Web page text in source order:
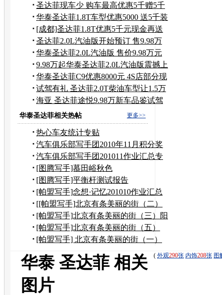
10000元
圣达菲现车少 购车最高优惠5千赠5千
装具
华泰圣达菲1.8T车型优惠5000 送5千装
饰
[成都]圣达菲1.8T优惠5千元现金再送
礼包
圣达菲2.0L汽油版开始预订 售9.98万
元起
华泰圣达菲2.0L汽油版 售价9.98万元
起
9.98万起华泰圣达菲2.0L汽油版震撼上
市
华泰圣达菲C9优惠8000元 4S店部分现
车
试驾有礼 圣达菲2.0T柴油车型让1.5万
元
海亚 圣达菲途悦9.98万新车品鉴试驾
会
更多>>
华泰圣达菲相关热帖
热心车友统计专贴
汽车俱乐部写手团2010年11月积分奖
励申请
汽车俱乐部写手团201011作业汇总专
贴
[图腾写手]慕田峪秋色
[图腾写手]平衡杆测试报告
[帕盟写手]念想·记忆201010作业汇总
[[帕盟写手]北京有条美丽的街（二）
到奶奶家作客
[帕盟写手]北京有条美丽的街（三）阳
台上观望美景
[帕盟写手]北京有条美丽的街（五）
——风水宝地
[帕盟写手] 北京有条美丽的街（一）
( 外观290张 内饰208张 图
华泰 圣达菲 相关
图片